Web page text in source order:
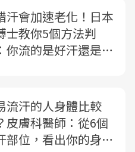
汗會加速老化！日本
士教你5個方法判
你流的是好汗還是壞
流汗的人身體比較
皮膚科醫師：從6個
部位，看出你的身體